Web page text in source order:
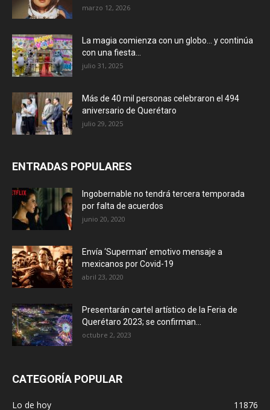
marzo 12, 2026
La magia comienza con un globo… y continúa
con una fiesta...
julio 31, 2025
Más de 40 mil personas celebraron el 494
aniversario de Querétaro
julio 29, 2025
ENTRADAS POPULARES
Ingobernable no tendrá tercera temporada
por falta de acuerdos
junio 20, 2020
Envía ‘Superman’ emotivo mensaje a
mexicanos por Covid-19
abril 23, 2020
Presentarán cartel artístico de la Feria de
Querétaro 2023; se confirman...
octubre 2, 2023
CATEGORÍA POPULAR
Lo de hoy
11876